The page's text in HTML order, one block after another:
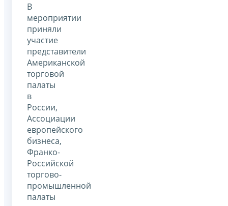
В
мероприятии
приняли
участие
представители
Американской
торговой
палаты
в
России,
Ассоциации
европейского
бизнеса,
Франко-
Российской
торгово-
промышленной
палаты